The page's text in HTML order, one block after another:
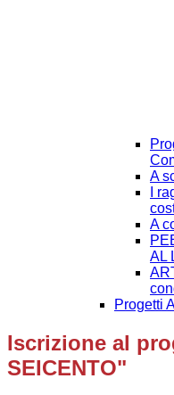
A
I
A
AL
Progetti
Iscrizione al
SEICENTO"